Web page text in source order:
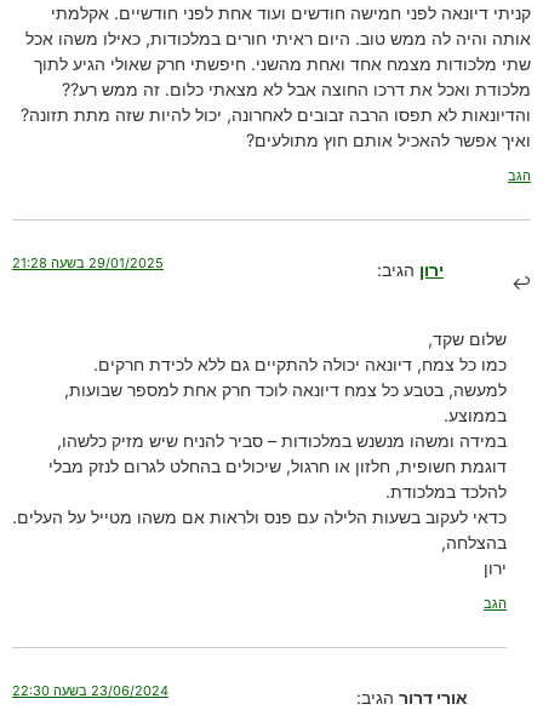
קניתי דיונאה לפני חמישה חודשים ועוד אחת לפני חודשיים. אקלמתי
אותה והיה לה ממש טוב. היום ראיתי חורים במלכודות, כאילו משהו אכל
שתי מלכודות מצמח אחד ואחת מהשני. חיפשתי חרק שאולי הגיע לתוך
מלכודת ואכל את דרכו החוצה אבל לא מצאתי כלום. זה ממש רע??
והדיונאות לא תפסו הרבה זבובים לאחרונה, יכול להיות שזה מתת תזונה?
ואיך אפשר להאכיל אותם חוץ מתולעים?
הגב
ירון הגיב: 29/01/2025 בשעה 21:28
שלום שקד,
כמו כל צמח, דיונאה יכולה להתקיים גם ללא לכידת חרקים.
למעשה, בטבע כל צמח דיונאה לוכד חרק אחת למספר שבועות,
בממוצע.
במידה ומשהו מנשנש במלכודות – סביר להניח שיש מזיק כלשהו,
דוגמת חשופית, חלזון או חרגול, שיכולים בהחלט לגרום לנזק מבלי
להלכד במלכודת.
כדאי לעקוב בשעות הלילה עם פנס ולראות אם משהו מטייל על העלים.
בהצלחה,
ירון
הגב
אורי דרור הגיב: 23/06/2024 בשעה 22:30